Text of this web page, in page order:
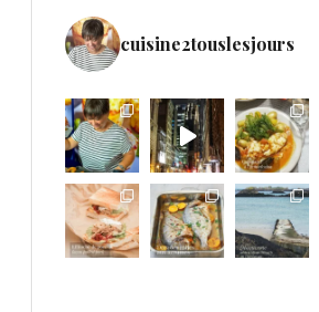
cuisine2touslesjours